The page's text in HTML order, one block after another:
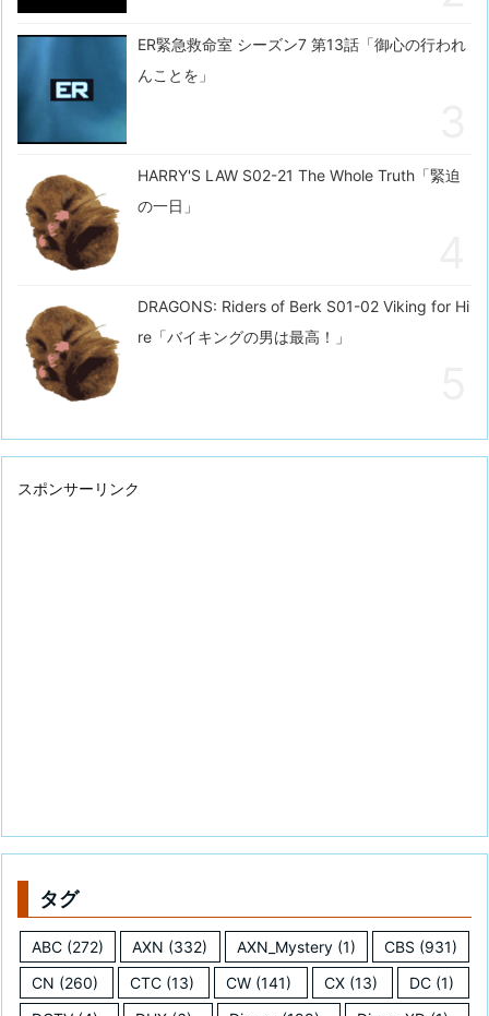
ER緊急救命室 シーズン7 第13話「御心の行われ
んことを」
HARRY'S LAW S02-21 The Whole Truth「緊迫
の一日」
DRAGONS: Riders of Berk S01-02 Viking for Hi
re「バイキングの男は最高！」
スポンサーリンク
タグ
ABC (272) AXN (332) AXN_Mystery(1) CBS (931)
CN (260) CTC (13) CW (141) CX(13) DC(1)